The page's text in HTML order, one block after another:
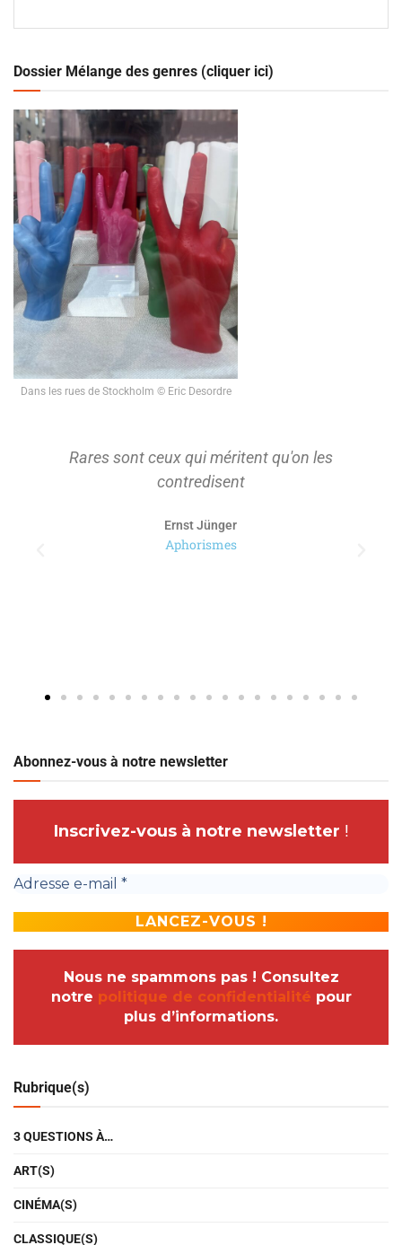
Dossier Mélange des genres (cliquer ici)
Dans les rues de Stockholm © Eric Desordre
Rares sont ceux qui méritent qu'on les
contredisent
Ernst Jünger
Aphorismes
Abonnez-vous à notre newsletter
Inscrivez-vous à notre newsletter !
Nous ne spammons pas ! Consultez
notre politique de confidentialité pour
plus d’informations.
Rubrique(s)
3 QUESTIONS À…
ART(S)
CINÉMA(S)
CLASSIQUE(S)